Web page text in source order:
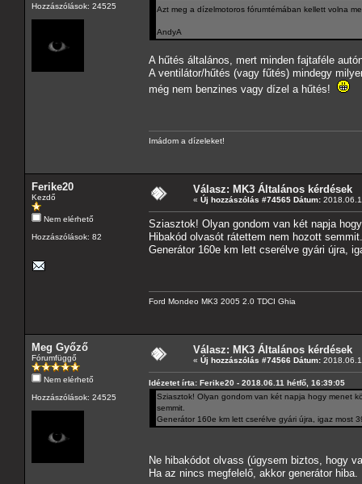
Hozzászólások: 24525
Azt meg a dízelmotoros fórumtémában kellett volna
AndyA
A hűtés általános, mert minden fajtaféle
A ventilátor/hűtés (vagy fűtés) mindegy
még nem benzines vagy dízel a hűtés!
Imádom a dízeleket!
Ferike20
Kezdő
Nem elérhető
Hozzászólások: 82
Válasz: MK3 Általános kérdések
« Új hozzászólás #74565 Dátum:
Sziasztok! Olyan gondom van két napja
Hibakód olvasót rátettem nem hozott semmit.
Generátor 160e km lett cserélve gyári újra,
Ford Mondeo MK3 2005 2.0 TDCI Ghia
Meg Győző
Fórumfüggő
Nem elérhető
Hozzászólások: 24525
Válasz: MK3 Általános kérdések
« Új hozzászólás #74566 Dátum:
Idézetet írta: Ferike20 - 2018.06.11 hétfő, 16:39:05
Sziasztok! Olyan gondom van két napja hogy menet
semmit.
Generátor 160e km lett cserélve gyári újra, igaz most
Ne hibakódot olvass (úgysem biztos, hogy
Ha az nincs megfelelő, akkor generátor hiba.